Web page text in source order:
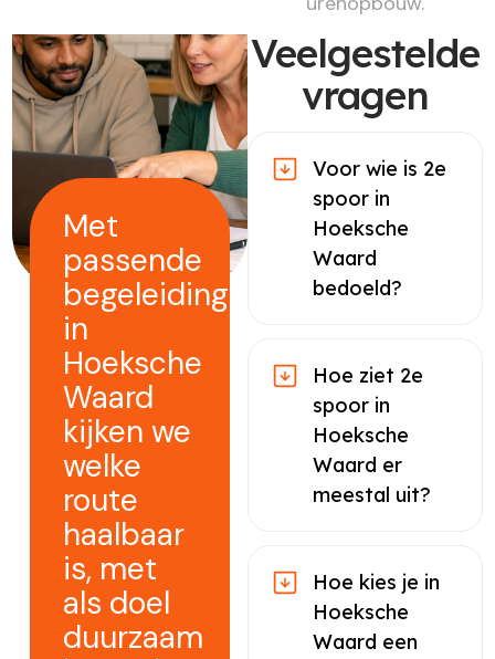
Met
passende
begeleiding
in
Hoeksche
Waard
kijken we
welke
route
haalbaar
is, met
als doel
duurzaam
Veelgestelde
vragen
Voor wie is 2e
spoor in
Hoeksche
Waard
bedoeld?
Hoe ziet 2e
spoor in
Hoeksche
Waard er
meestal uit?
Hoe kies je in
Hoeksche
Waard een